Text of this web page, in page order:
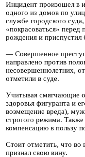
Инцидент произошел в
одного из домов по
службе городского
«покрасоваться»
рождения и приспустил
— Совершенное
направлено против
несовершеннолетних,
отметили в суде.
Учитывая смягчающие
здоровья фигуранта и
возмещение вреда),
строгого режима.
компенсацию в пользу
Стоит отметить, что во
признал свою вину.